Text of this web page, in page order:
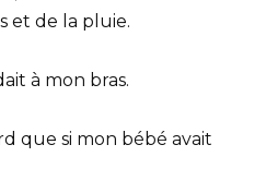
et de la pluie.
à mon bras.
que si mon bébé avait